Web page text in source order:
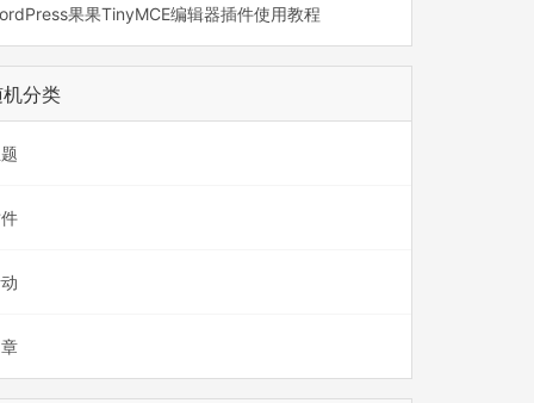
果果TinyMCE编辑器插件使用教程
分类